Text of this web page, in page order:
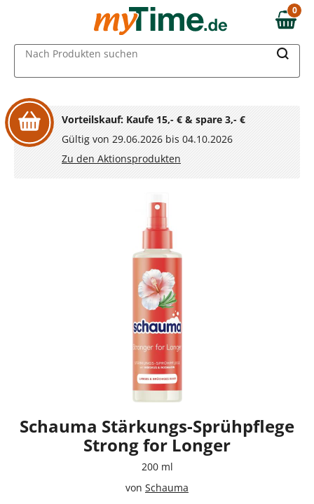
Zum Hauptinhalt springen
Zur Navigation springen
Zur Suche springen
0,00 €
0
Nach Produkten suchen
Vorteilskauf: Kaufe 15,- € & spare 3,- €
Gültig von 29.06.2026 bis 04.10.2026
Zu den Aktionsprodukten
Schauma Stärkungs-Sprühpflege
Strong for Longer
200 ml
von Schauma